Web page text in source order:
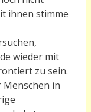
ihnen stimme
wieder mit
zu sein.
Menschen in